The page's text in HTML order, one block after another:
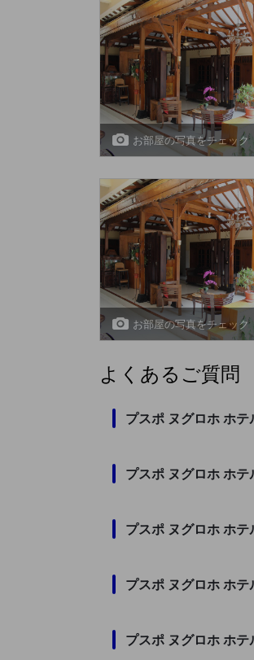
お部屋の写真をチェック
お部屋の写真をチェック
よくあるご質問
プスポ ヌグロホ ホ
プスポ ヌグロホ ホ
プスポ ヌグロホ ホ
プスポ ヌグロホ ホ
プスポ ヌグロホ ホ